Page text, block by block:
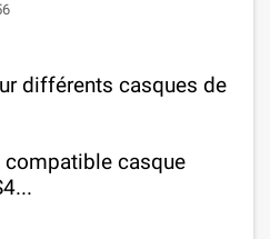
différents casques de
compatible casque